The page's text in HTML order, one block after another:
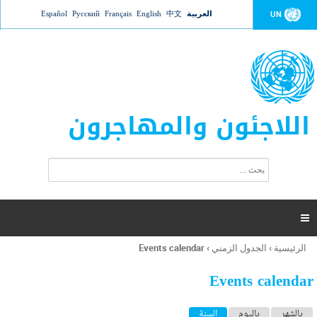
Jump to navigation UN العربية 中文
English
Français
Русский
Español
اللاجئون والمهاجرون
ت
ر
ل
ح
ب

أنت
هنا
الرئيسية › الجدول الزمني ›
Events calendar
Events calendar